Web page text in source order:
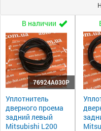
В наличии
76924A030P
Уплотнитель
дверного проема
задний левый
Mitsubishi L200